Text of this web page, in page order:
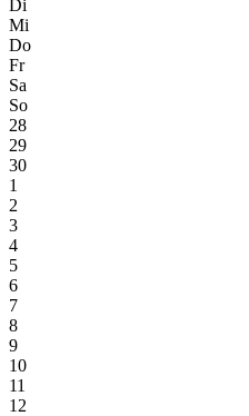
Di
Mi
Do
Fr
Sa
So
28
29
30
1
2
3
4
5
6
7
8
9
10
11
12